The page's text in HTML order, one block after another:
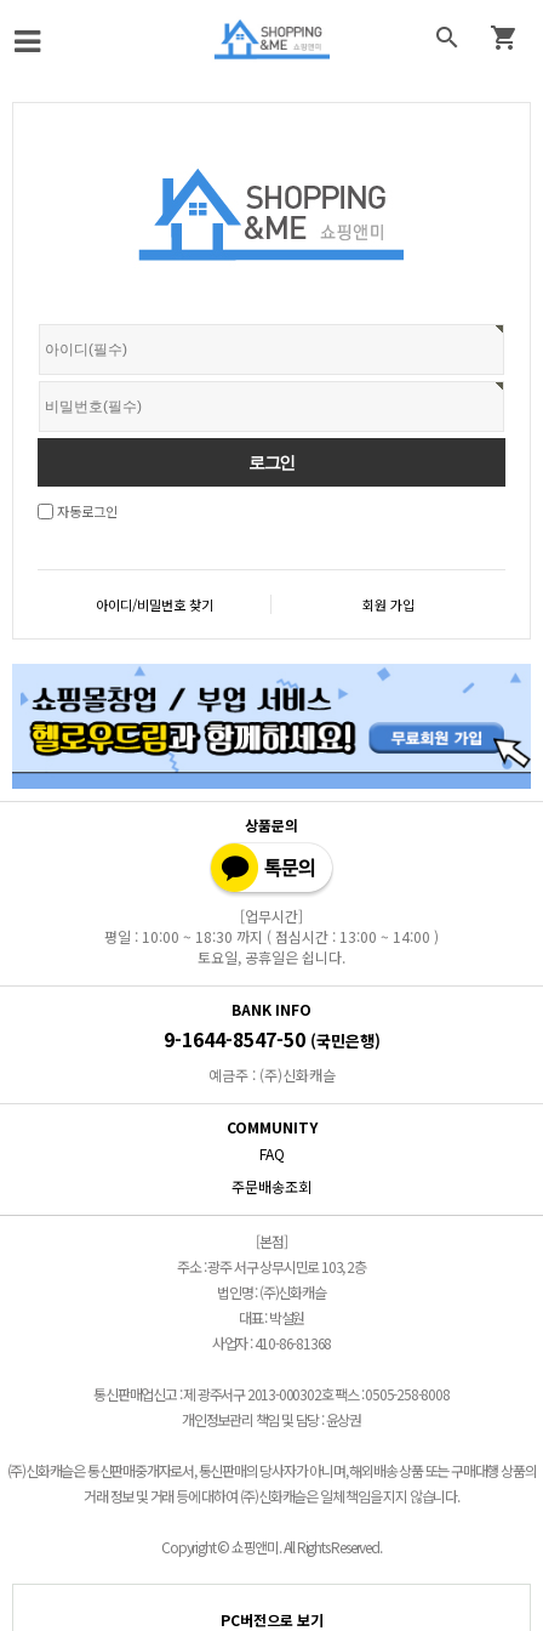
 
자동로그인
아이디/비밀번호 찾기 회원 가입
상품문의
[업무시간]
평일 : 10:00 ~ 18:30 까지 ( 점심시간 : 13:00 ~ 14:00 )
토요일, 공휴일은 쉽니다.
BANK INFO
9-1644-8547-50 (국민은행)
예금주 : (주)신화캐슬
COMMUNITY
FAQ
주문배송조회
[본점]
주소 : 광주 서구 상무시민로 103, 2층
법인명 : (주)신화캐슬
대표 : 박설원
사업자 : 410-86-81368
통신판매업신고 : 제 광주서구 2013-000302호 팩스 : 0505-258-8008
개인정보관리 책임 및 담당 : 윤상권
(주)신화캐슬은 통신판매중개자로서, 통신판매의 당사자가 아니며, 해외배송 상품 또는 구매대행 상품의
거래 정보 및 거래 등에 대하여 (주)신화캐슬은 일체 책임을 지지 않습니다.
Copyright © 쇼핑앤미. All Rights Reserved.
PC버전으로 보기